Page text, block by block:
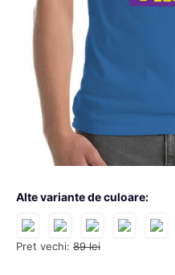
Pret vechi: 89 lei
Alte variante de culoare: